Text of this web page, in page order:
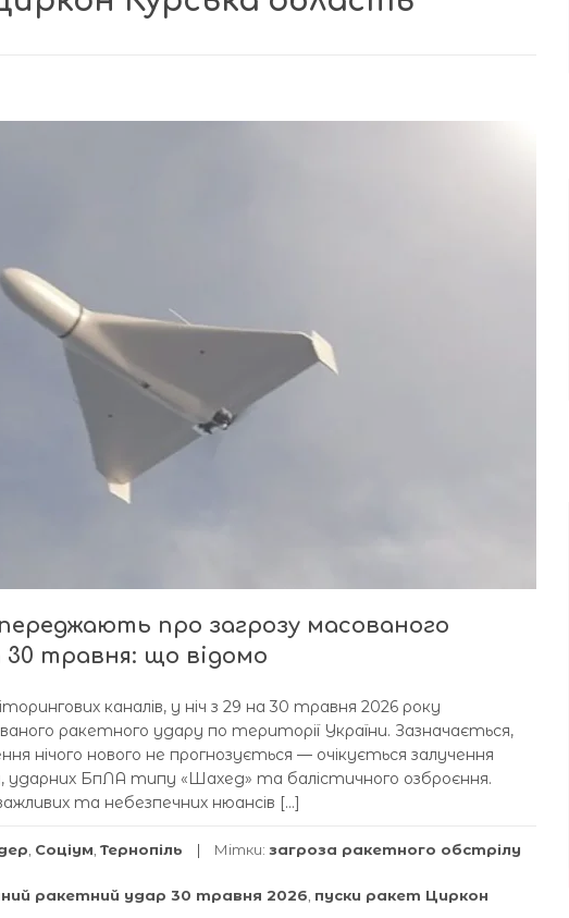
про загрозу масованого
30 травня: що відомо
каналів, у ніч з 29 на 30 травня 2026 року
ракетного удару по території України. Зазначається,
нічого нового не прогнозується — очікується залучення
ударних БпЛА типу «Шахед» та балістичного озброєння.
та небезпечних нюансів […]
Соціум Тернопіль Мітки: загроза ракетного обстрілу
ракетний удар 30 травня 2026 пуски ракет Циркон